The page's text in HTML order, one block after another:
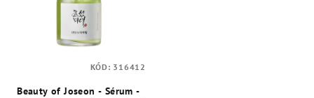
Beauty of Joseon - Sérum -
KÓD: 316412